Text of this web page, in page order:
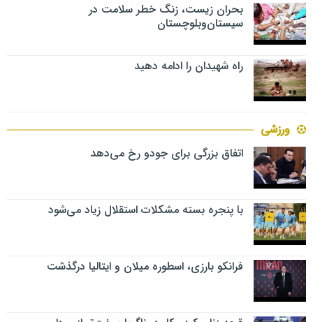
بحران زیست، زنگ خطر سلامت در
سیستان‌وبلوچستان
راه شهیدان را ادامه دهید
ورزشی
اتفاق بزرگی برای جودو رخ می‌دهد
با پنجره بسته مشکلات استقلال زیاد می‌شود
فرانکو بارزی، اسطوره میلان و ایتالیا درگذشت